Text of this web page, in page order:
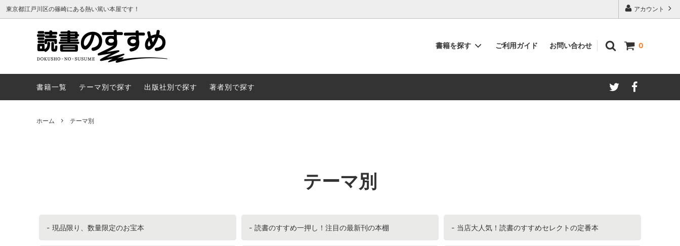
アカウント
東京都江戸川区の篠崎にある熱い篤い本屋です！
0
書籍を探す ご利用ガイド お問い合わせ
書籍一覧 テーマ別で探す 出版社別で探す 著者別で探す
ホーム テーマ別
テーマ別
現品限り、数量限定のお宝本 読書のすすめ一押し！注目の最新刊の本棚 当店大人気！読書のすすめセレクトの定番本